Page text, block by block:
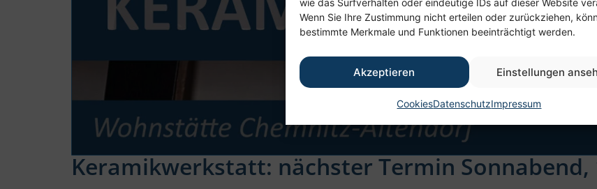
wie das Surfverhalten oder eindeutige IDs auf dieser Website
Wenn Sie Ihre Zustimmung nicht erteilen oder zurückziehen,
bestimmte Merkmale und Funktionen beeinträchtigt werden.
Akzeptieren Einstellungen
CookiesDatenschutzImpressum
Keramikwerkstatt: nächster Termin Sonnabend,